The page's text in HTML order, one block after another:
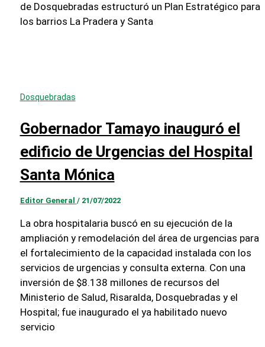
de Dosquebradas estructuró un Plan Estratégico para
los barrios La Pradera y Santa
Dosquebradas
Gobernador Tamayo inauguró el
edificio de Urgencias del Hospital
Santa Mónica
Editor General / 21/07/2022
La obra hospitalaria buscó en su ejecución de la
ampliación y remodelación del área de urgencias para
el fortalecimiento de la capacidad instalada con los
servicios de urgencias y consulta externa. Con una
inversión de $8.138 millones de recursos del
Ministerio de Salud, Risaralda, Dosquebradas y el
Hospital; fue inaugurado el ya habilitado nuevo
servicio